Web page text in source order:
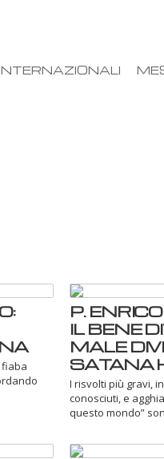
fiaba
P.
IL BENE
MALE
SATANA
I risvolti più gravi,
conosciuti, e
questo mondo”